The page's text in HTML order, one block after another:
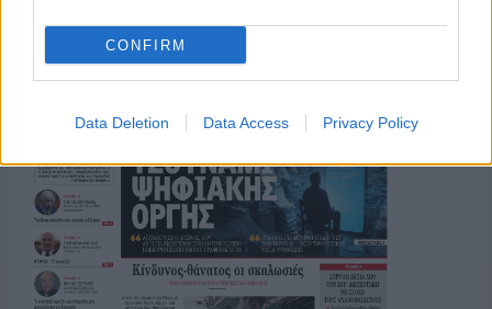
CONFIRM
Data Deletion Data Access Privacy Policy